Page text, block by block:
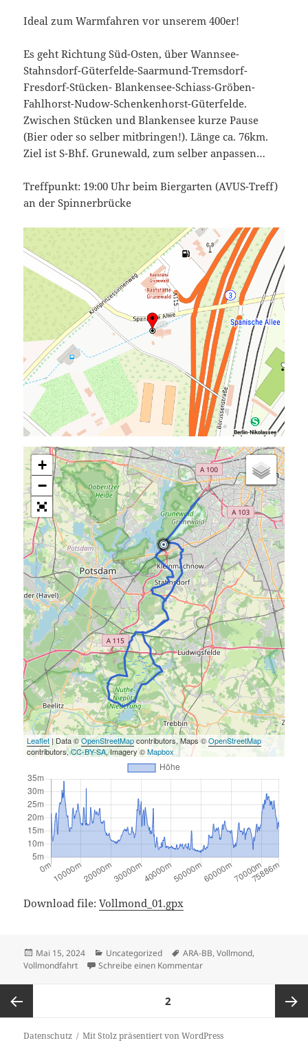
Ideal zum Warmfahren vor unserem 400er!
Es geht Richtung Süd-Osten, über Wannsee-
Stahnsdorf-Güterfelde-Saarmund-Tremsdorf-
Fresdorf-Stücken- Blankensee-Schiass-Gröben-
Fahlhorst-Nudow-Schenkenhorst-Güterfelde.
Zwischen Stücken und Blankensee kurze Pause
(Bier oder so selber mitbringen!). Länge ca. 76km.
Ziel ist S-Bhf. Grunewald, zum selber anpassen…
Treffpunkt: 19:00 Uhr beim Biergarten (AVUS-Treff)
an der Spinnerbrücke
+
−
Leaflet | Data ©OpenStreetMapcontributors, Maps ©OpenStreetMap
contributors,CC-BY-SA, Imagery ©Mapbox
Download file:Vollmond_01.gpx
Veröffentlicht
am
Mai 15, 2024 Kategorien
Uncategorized Schlagwörter
ARA-BB,Vollmond,
Vollmondfahrt
Schreibe einen Kommentarzu Vollmondfahrt am 23.
der
Vorherige
SEITE2
Datenschutz Mit Stolz präsentiert von WordPress